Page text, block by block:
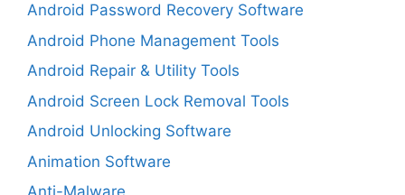
Android Password Recovery Software
Android Phone Management Tools
Android Repair & Utility Tools
Android Screen Lock Removal Tools
Android Unlocking Software
Animation Software